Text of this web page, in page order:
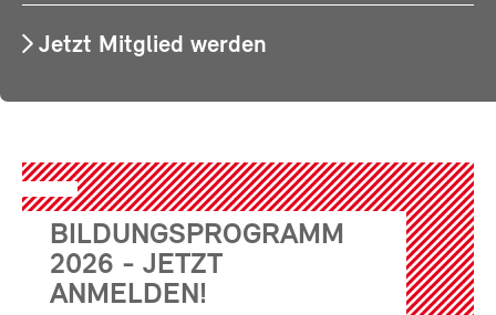
Jetzt Mitglied werden
BILDUNGSPROGRAMM
2026 - JETZT
ANMELDEN!